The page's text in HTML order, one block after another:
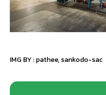
IMG BY :pathee,sankodo-sac